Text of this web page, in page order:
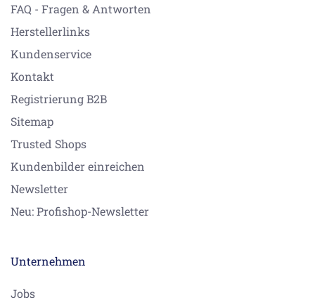
FAQ - Fragen & Antworten
Herstellerlinks
Kundenservice
Kontakt
Registrierung B2B
Sitemap
Trusted Shops
Kundenbilder einreichen
Newsletter
Neu: Profishop-Newsletter
Unternehmen
Jobs